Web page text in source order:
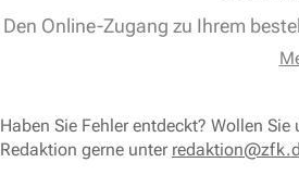
Den Online-Zugang zu Ihrem
Haben Sie Fehler entdeckt? Wollen
Redaktion gerne unter